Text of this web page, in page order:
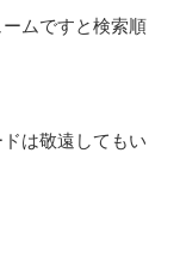
ムですと検索順
は敬遠してもい